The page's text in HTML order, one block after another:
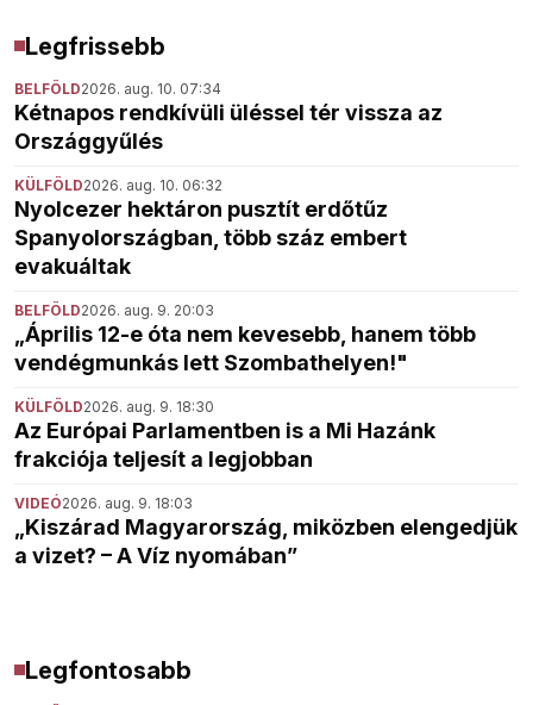
Legfrissebb
BELFÖLD2026. aug. 10. 07:34
Kétnapos rendkívüli üléssel tér vissza az
Országgyűlés
KÜLFÖLD2026. aug. 10. 06:32
Nyolcezer hektáron pusztít erdőtűz
Spanyolországban, több száz embert
evakuáltak
BELFÖLD2026. aug. 9. 20:03
„Április 12-e óta nem kevesebb, hanem több
vendégmunkás lett Szombathelyen!"
KÜLFÖLD2026. aug. 9. 18:30
Az Európai Parlamentben is a Mi Hazánk
frakciója teljesít a legjobban
VIDEÓ2026. aug. 9. 18:03
„Kiszárad Magyarország, miközben elengedjük
a vizet? – A Víz nyomában”
Legfontosabb